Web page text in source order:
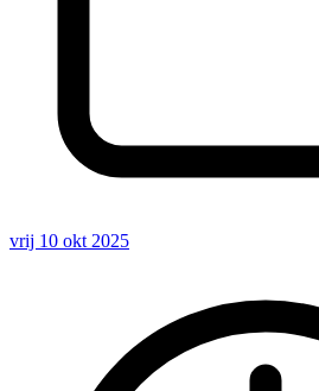
vrij 10 okt 2025